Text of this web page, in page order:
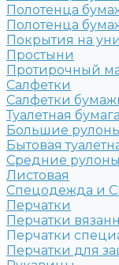
Полотенца
Полотенца
Покрытия на
Простыни
Протирочный
Салфетки
Салфетки
Туалетная бумага
Большие
Бытовая
Средние рулоны
Листовая
Спецодежда и
Перчатки
Перчатки
Перчатки
Перчатки для